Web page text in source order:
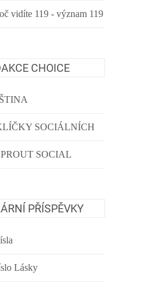
vidíte 119 - význam 119
CHOICE
SOCIÁLNÍCH
SOCIAL
PŘÍSPĚVKY
Lásky